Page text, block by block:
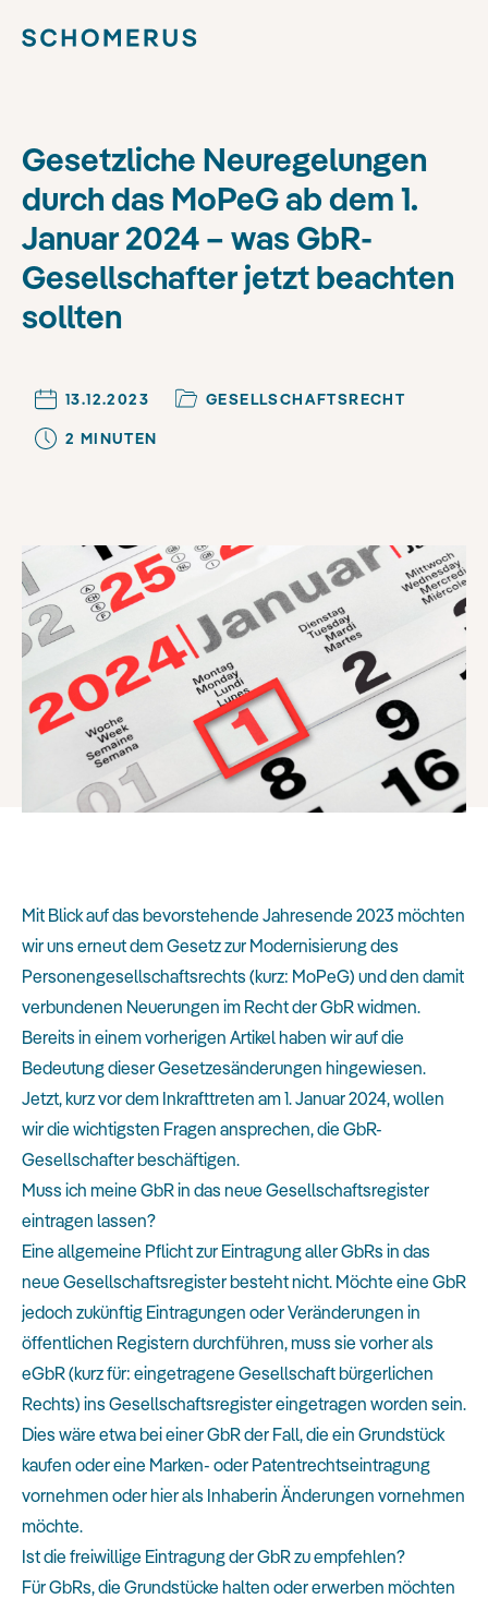
Gesetzliche Neuregelungen
durch das MoPeG ab dem 1.
Januar 2024 – was GbR-
Gesellschafter jetzt beachten
sollten
13.12.2023
GESELLSCHAFTSRECHT
2 MINUTEN
Mit Blick auf das bevorstehende Jahresende 2023 möchten
wir uns erneut dem Gesetz zur Modernisierung des
Personengesellschaftsrechts (kurz: MoPeG) und den damit
verbundenen Neuerungen im Recht der GbR widmen.
Bereits in einemvorherigen Artikelhaben wir auf die
Bedeutung dieser Gesetzesänderungen hingewiesen.
Jetzt, kurz vor dem Inkrafttreten am 1. Januar 2024, wollen
wir die wichtigsten Fragen ansprechen, die GbR-
Gesellschafter beschäftigen.
Muss ich meine GbR in das neue Gesellschaftsregister
eintragen lassen?
Eine allgemeine Pflicht zur Eintragung aller GbRs in das
neue Gesellschaftsregister besteht nicht. Möchte eine GbR
jedoch zukünftig Eintragungen oder Veränderungen in
öffentlichen Registern durchführen, muss sie vorher als
eGbR (kurz für: eingetragene Gesellschaft bürgerlichen
Rechts) ins Gesellschaftsregister eingetragen worden sein.
Dies wäre etwa bei einer GbR der Fall, die ein Grundstück
kaufen oder eine Marken- oder Patentrechtseintragung
vornehmen oder hier als Inhaberin Änderungen vornehmen
möchte.
Ist die freiwillige Eintragung der GbR zu empfehlen?
Für GbRs, die Grundstücke halten oder erwerben möchten